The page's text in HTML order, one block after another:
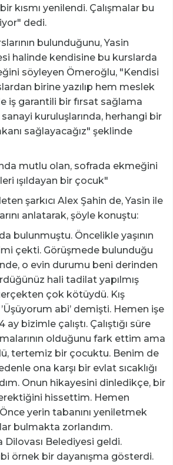
kısmı yenilendi. Çalışmalar bu
dedi.
bulunduğunu, Yasin
halinde kendisine bu kurslarda
söyleyen Ömeroğlu, "Kendisi
birine yazılıp hem meslek
iş garantili bir fırsat sağlama
sanayi kuruluşlarında, herhangi bir
sağlayacağız" şeklinde
mutlu olan, sofrada ekmeğini
ışıldayan bir çocuk"
şarkıcı Alex Şahin de, Yasin ile
anlatarak, şöyle konuştu:
bulunmuştu. Öncelikle yaşının
çekti. Görüşmede bulunduğu
o evin durumu beni derinden
hali tadilat yapılmış
çok kötüydü. Kış
abi’ demişti. Hemen işe
ay bizimle çalıştı. Çalıştığı süre
olduğunu fark ettim ama
tertemiz bir çocuktu. Benim de
ona karşı bir evlat sıcaklığı
Onun hikayesini dinledikçe, bir
hissettim. Hemen
yerin tabanını yeniletmek
bulmakta zorlandım.
Dilovası Belediyesi geldi.
örnek bir dayanışma gösterdi.